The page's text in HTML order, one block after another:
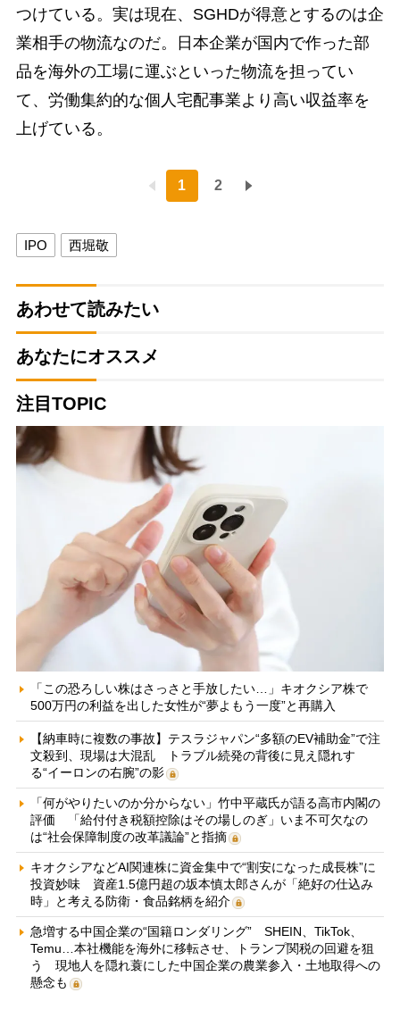
つけている。実は現在、SGHDが得意とするのは企
業相手の物流なのだ。日本企業が国内で作った部
品を海外の工場に運ぶといった物流を担ってい
て、労働集約的な個人宅配事業より高い収益率を
上げている。
1 2
IPO 西堀敬
あわせて読みたい
あなたにオススメ
注目TOPIC
「この恐ろしい株はさっさと手放したい…」キオクシア株で
500万円の利益を出した女性が“夢よもう一度”と再購入
【納車時に複数の事故】テスラジャパン“多額のEV補助金”で注
文殺到、現場は大混乱 トラブル続発の背後に見え隠れす
る“イーロンの右腕”の影
「何がやりたいのか分からない」竹中平蔵氏が語る高市内閣の
評価 「給付付き税額控除はその場しのぎ」いま不可欠なの
は“社会保障制度の改革議論”と指摘
キオクシアなどAI関連株に資金集中で“割安になった成長株”に
投資妙味 資産1.5億円超の坂本慎太郎さんが「絶好の仕込み
時」と考える防衛・食品銘柄を紹介
急増する中国企業の“国籍ロンダリング” SHEIN、TikTok、
Temu…本社機能を海外に移転させ、トランプ関税の回避を狙
う 現地人を隠れ蓑にした中国企業の農業参入・土地取得への
懸念も